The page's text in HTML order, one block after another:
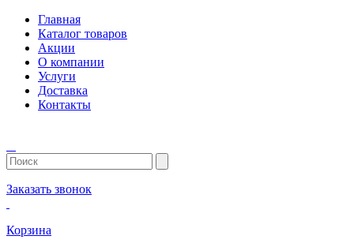
Главная
Каталог товаров
Акции
О компании
Услуги
Доставка
Контакты
Заказать звонок
Корзина